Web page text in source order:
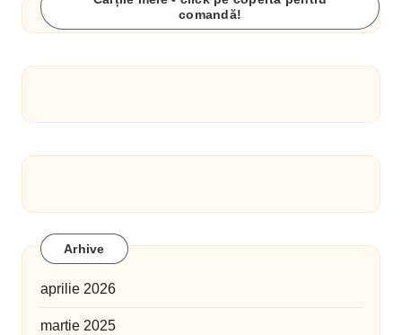
comandă!
Arhive
aprilie 2026
martie 2025